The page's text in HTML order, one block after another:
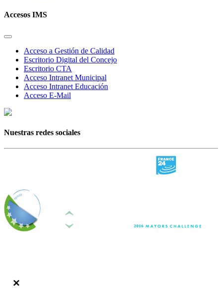
Accesos IMS
Acceso a Gestión de Calidad
Escritorio Digital del Concejo
Escritorio CTA
Acceso Intranet Municipal
Acceso Intranet Educación
Acceso E-Mail
Nuestras redes sociales